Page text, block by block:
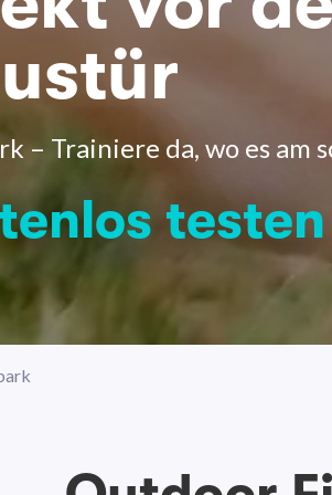
– Trainiere da, wo es am
testen